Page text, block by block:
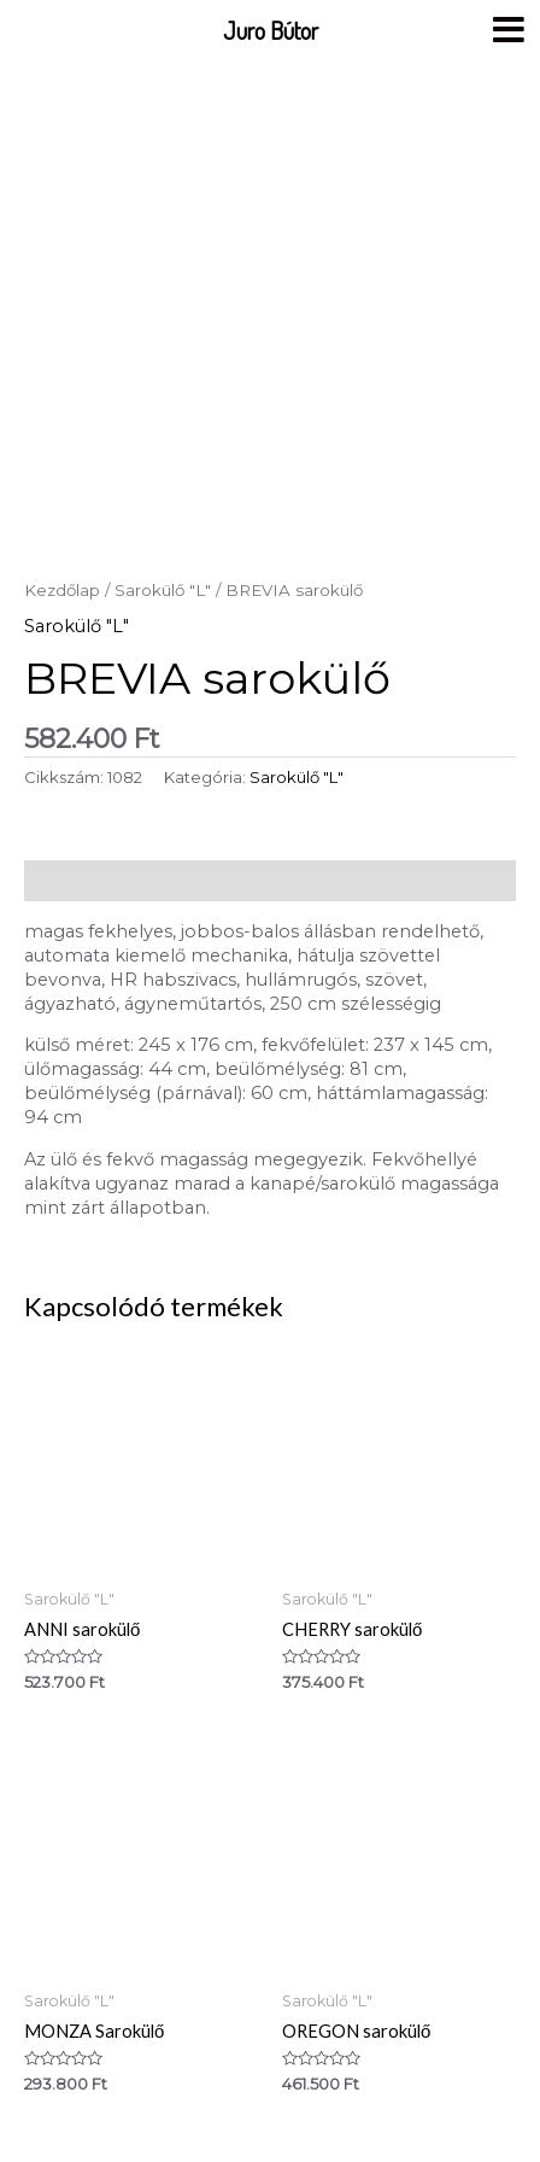
Kezdőlap / Sarokülő "L" / BREVIA sarokülő
Sarokülő "L"
BREVIA sarokülő
582.400 Ft
Cikkszám: 1082 Kategória: Sarokülő "L"
magas fekhelyes, jobbos-balos állásban rendelhető,
automata kiemelő mechanika, hátulja szövettel
bevonva, HR habszivacs, hullámrugós, szövet,
ágyazható, ágyneműtartós, 250 cm szélességig
külső méret: 245 x 176 cm, fekvőfelület: 237 x 145 cm,
ülőmagasság: 44 cm, beülőmélység: 81 cm,
beülőmélység (párnával): 60 cm, háttámlamagasság:
94 cm
Az ülő és fekvő magasság megegyezik. Fekvőhellyé
alakítva ugyanaz marad a kanapé/sarokülő magassága
mint zárt állapotban.
Kapcsolódó termékek
Sarokülő "L"
ANNI sarokülő
Értékelés:
0
523.700 Ft
Sarokülő "L"
CHERRY sarokülő
Értékelés:
0
375.400 Ft
Sarokülő "L"
MONZA Sarokülő
Értékelés:
0
293.800 Ft
Sarokülő "L"
OREGON sarokülő
Értékelés:
0
461.500 Ft
Juro Bútor